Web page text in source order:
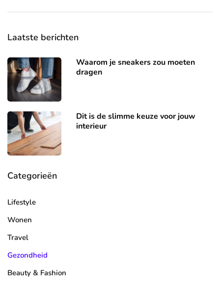
Laatste berichten
Waarom je sneakers zou moeten
dragen
Dit is de slimme keuze voor jouw
interieur
Categorieën
Lifestyle
Wonen
Travel
Gezondheid
Beauty & Fashion